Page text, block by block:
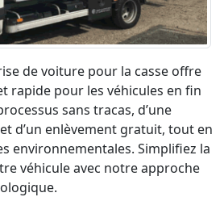
de voiture pour la casse offre
rapide pour les véhicules en fin
sans tracas, d’une
d’un enlèvement gratuit, tout en
environnementales. Simplifiez la
véhicule avec notre approche